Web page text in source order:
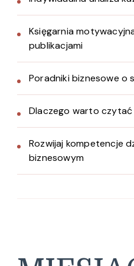
Księgarnia
publikacjami
Poradniki biznesowe o
Dlaczego warto czytać
Rozwijaj kompetencje
biznesowym